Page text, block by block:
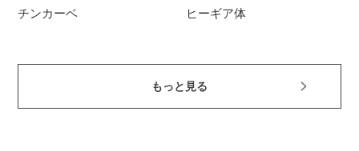
チンカーベ
ヒーギア体
もっと見る